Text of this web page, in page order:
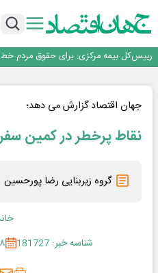
ثبت بالاترین رکورد تاریخی در بازار سهام؛ ارزش
رییس‌کل بیمه مرکزی: برای حقوق مردم خط
چشم‌انداز صادرات گوشت مرغ؛ از
ثبت بالاترین رکورد تاریخی در بازار سهام؛ ارزش
جهان اقتصاد گزارش می دهد؛
نقاط پرخطر در کمین
گروه زیربنایی رضا پورحسین
شناسه خبر: 181727
۲۸